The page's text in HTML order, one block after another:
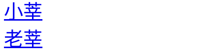
小莘
老莘